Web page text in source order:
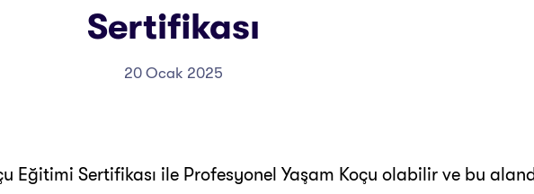
Sertifikası
20 Ocak 2025
Eğitimi Sertifikası ile Profesyonel Yaşam Koçu olabilir ve bu